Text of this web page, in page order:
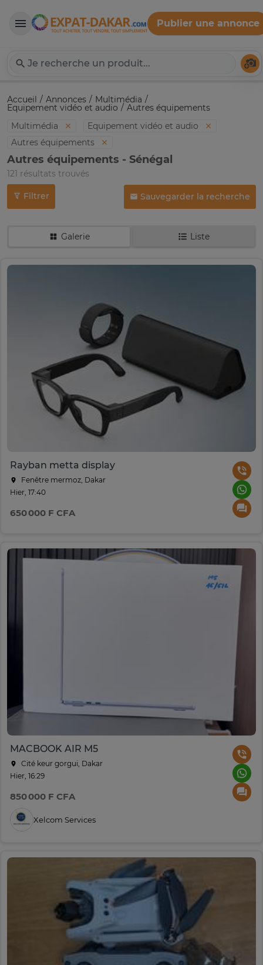
Expat-Dakar
Publier une annonce
Accueil Annonces Multimédia
Equipement vidéo et audio
Autres équipements
Multimédia
Equipement vidéo et audio
Autres équipements
Autres équipements - Sénégal
121 résultats trouvés
Filtrer Sauvegarder la recherche
Galerie Liste
Rayban metta display
Fenêtre mermoz, Dakar
Hier, 17:40
650 000 F CFA
MACBOOK AIR M5
Cité keur gorgui, Dakar
Hier, 16:29
850 000 F CFA
Xelcom Services